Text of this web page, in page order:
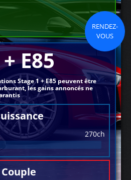
RENDEZ-
VOUS
E85
Stage 1 + E85 peuvent être
les gains annoncés ne
270ch
Couple